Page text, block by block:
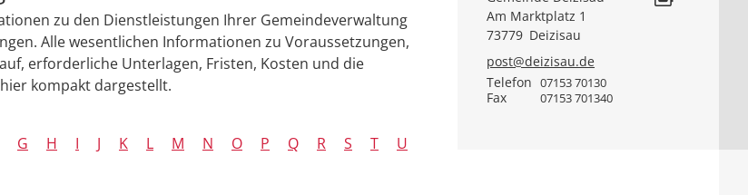
zu den Dienstleistungen Ihrer Gemeindeverwaltung
Alle wesentlichen Informationen zu Voraussetzungen,
erforderliche Unterlagen, Fristen, Kosten und die
kompakt dargestellt.
G H I J K L M N O P Q R S T
U
Am Marktplatz 1
73779 Deizisau
post@deizisau.de
Telefon 07153 70130
Fax 07153 701340